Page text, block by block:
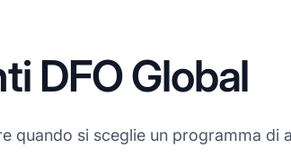
DFO Global
quando si sceglie un programma di